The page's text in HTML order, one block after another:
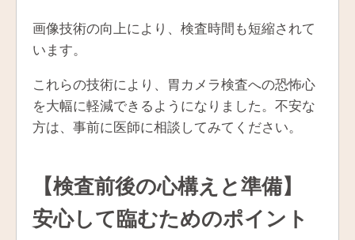
画像技術の向上により、検査時間も短縮されて
います。
これらの技術により、胃カメラ検査への恐怖心
を大幅に軽減できるようになりました。不安な
方は、事前に医師に相談してみてください。
【検査前後の心構えと準備】
安心して臨むためのポイント